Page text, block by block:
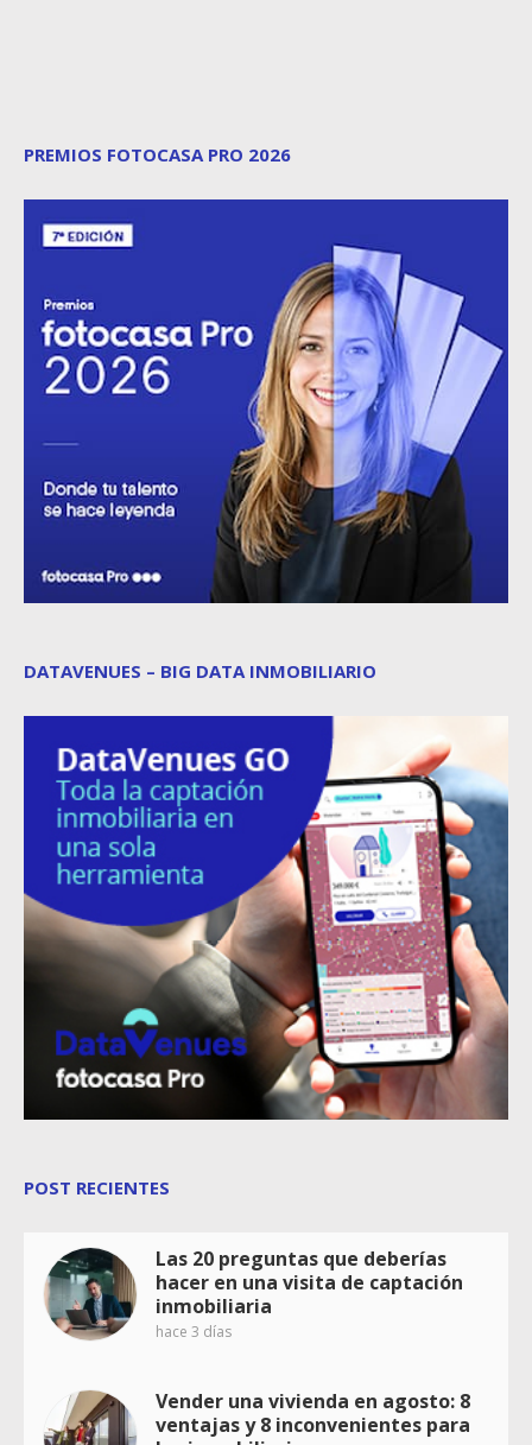
PREMIOS FOTOCASA PRO 2026
DATAVENUES – BIG DATA INMOBILIARIO
POST RECIENTES
Las 20 preguntas que deberías
hacer en una visita de captación
inmobiliaria
hace 3 días
Vender una vivienda en agosto: 8
ventajas y 8 inconvenientes para